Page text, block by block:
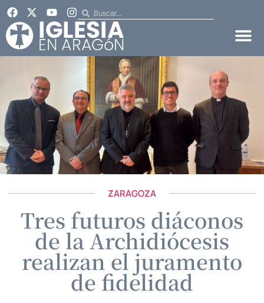
ZARAGOZA
Tres futuros diáconos
de la Archidiócesis
realizan el juramento
de fidelidad